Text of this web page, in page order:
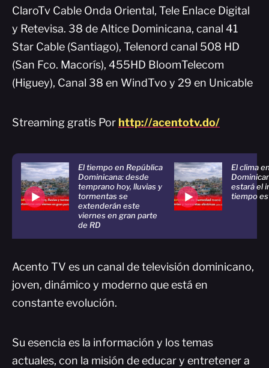
ClaroTv Cable Onda Oriental, Tele Enlace Digital
y Retevisa. 38 de Altice Dominicana, canal 41
Star Cable (Santiago), Telenord canal 508 HD
(San Fco. Macorís), 455HD BloomTelecom
(Higuey), Canal 38 en WindTvo y 29 en Unicable
Streaming gratis Por http://acentotv.do/
El tiempo en República
Dominicana: desde
temprano hoy, lluvias y
tormentas se
extenderán este
viernes en gran parte
de RD
El clima
estará el
tiempo
Acento TV es un canal de televisión dominicano,
joven, dinámico y moderno que está en
constante evolución.
Su esencia es la información y los temas
actuales, con la misión de educar y entretener a